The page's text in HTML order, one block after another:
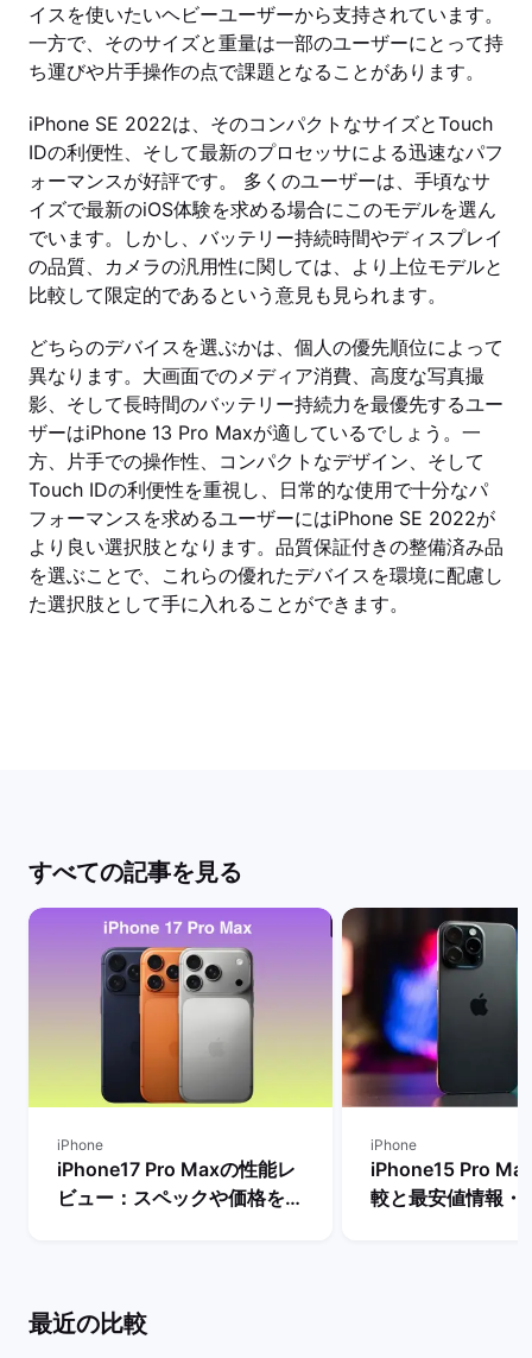
イスを使いたいヘビーユーザーから支持されています。
一方で、そのサイズと重量は一部のユーザーにとって持
ち運びや片手操作の点で課題となることがあります。
iPhone SE 2022は、そのコンパクトなサイズとTouch
IDの利便性、そして最新のプロセッサによる迅速なパフ
ォーマンスが好評です。 多くのユーザーは、手頃なサ
イズで最新のiOS体験を求める場合にこのモデルを選ん
でいます。しかし、バッテリー持続時間やディスプレイ
の品質、カメラの汎用性に関しては、より上位モデルと
比較して限定的であるという意見も見られます。
どちらのデバイスを選ぶかは、個人の優先順位によって
異なります。大画面でのメディア消費、高度な写真撮
影、そして長時間のバッテリー持続力を最優先するユー
ザーはiPhone 13 Pro Maxが適しているでしょう。一
方、片手での操作性、コンパクトなデザイン、そして
Touch IDの利便性を重視し、日常的な使用で十分なパ
フォーマンスを求めるユーザーにはiPhone SE 2022が
より良い選択肢となります。品質保証付きの整備済み品
を選ぶことで、これらの優れたデバイスを環境に配慮し
た選択肢として手に入れることができます。
すべての記事を見る
iPhone
iPhone17 Pro Maxの性能レ
ビュー：スペックや価格を
iPhone
iPhone15 Pro
較と最安値情報・
最近の比較